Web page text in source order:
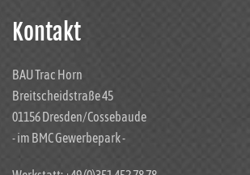
Kontakt
BAU Trac Horn
Breitscheidstraße 45
01156 Dresden/Cossebaude
- im BMC Gewerbepark -